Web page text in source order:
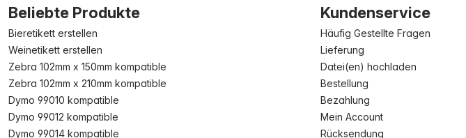
Beliebte Produkte
Bieretikett erstellen
Weinetikett erstellen
Zebra 102mm x 150mm kompatible
Zebra 102mm x 210mm kompatible
Dymo 99010 kompatible
Dymo 99012 kompatible
Dymo 99014 kompatible
Kundenservice
Häufig Gestellte Fragen
Lieferung
Datei(en) hochladen
Bestellung
Bezahlung
Mein Account
Rücksendung